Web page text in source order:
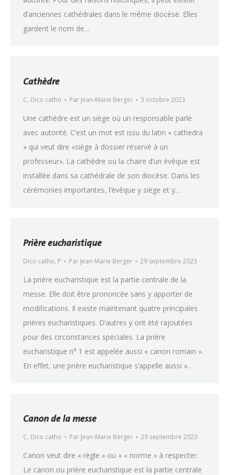
d’anciennes cathédrales dans le même diocèse. Elles
gardent le nom de…
Cathèdre
C, Dico catho Par Jean-Marie Berger 3 octobre 2023
Une cathèdre est un siège où un responsable parle
avec autorité. C’est un mot est issu du latin « cathedra
» qui veut dire «siège à dossier réservé à un
professeur». La cathèdre ou la chaire d’un évêque est
installée dans sa cathédrale de son diocèse. Dans les
cérémonies importantes, l’évêque y siège et y…
Prière eucharistique
Dico catho, P Par Jean-Marie Berger 29 septembre 2023
La prière eucharistique est la partie centrale de la
messe. Elle doit être prononcée sans y apporter de
modifications. Il existe maintenant quatre principales
prières eucharistiques. D’autres y ont été rajoutées
pour des circonstances spéciales. La prière
eucharistique n° 1 est appelée aussi « canon romain ».
En effet, une prière eucharistique s’appelle aussi «…
Canon de la messe
C, Dico catho Par Jean-Marie Berger 29 septembre 2023
Canon veut dire « règle » ou « « norme » à respecter.
Le canon ou prière eucharistique est la partie centrale